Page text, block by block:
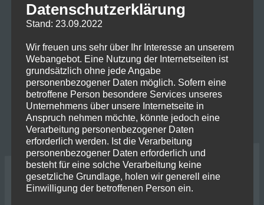
Newsletter Anmeldung
ABOUT
Über uns
ONLINE
Datenschutzerklärung
Stand: 23.09.2022
Wir freuen uns sehr über Ihr Interesse an unserem
Webangebot. Eine Nutzung der Internetseiten ist
grundsätzlich ohne jede Angabe
personenbezogener Daten möglich. Sofern eine
betroffene Person besondere Services unseres
Unternehmens über unsere Internetseite in
Anspruch nehmen möchte, könnte jedoch eine
Verarbeitung personenbezogener Daten
erforderlich werden. Ist die Verarbeitung
personenbezogener Daten erforderlich und
besteht für eine solche Verarbeitung keine
gesetzliche Grundlage, holen wir generell eine
Einwilligung der betroffenen Person ein.